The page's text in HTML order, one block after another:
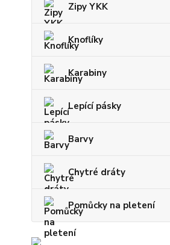
Zipy YKK
Knoflíky
Karabiny
Lepící pásky
Barvy
Chytré dráty
Pomůcky na pletení